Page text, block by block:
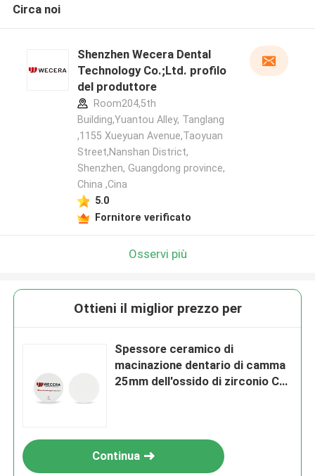
Circa noi
Shenzhen Wecera Dental
Technology Co.;Ltd. profilo
del produttore
Room204,5th
Building,Yuantou Alley, Tanglang
,1155 Xueyuan Avenue,Taoyuan
Street,Nanshan District,
Shenzhen, Guangdong province,
China ,Cina
5.0
Fornitore verificato
Osservi più
Ottieni il miglior prezzo per
Spessore ceramico di
macinazione dentario di camma
25mm dell'ossido di zirconio C2
Continua